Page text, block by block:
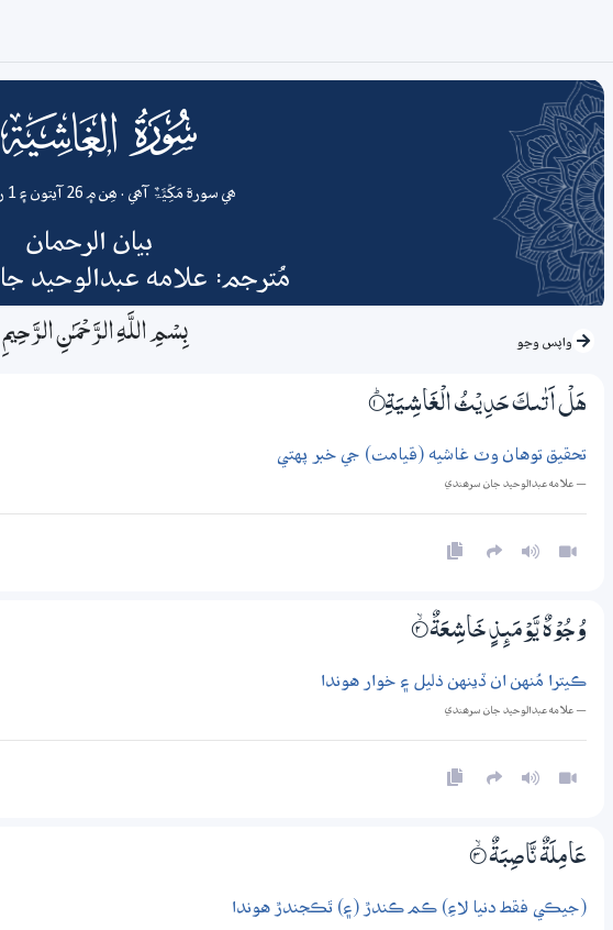
088 surah
ھي سورة مَکِّیَّۃٌ آھي . ھِن ۾ 26 آيتون ۽ 1 رڪوع آھن
بيان الرحمان
مُترجم: علامه عبدالوحيد
واپس وڃو بِسْمِ اللَّـهِ الرَّحْمَـٰنِ الرَّحِيمِ
هَلْ اَتٰىكَ حَدِيْثُ الْغَاشِـيَةِ 1‏۝ۭ
تحقيق توهان وٽ غاشيه (قيامت) جي خبر پهتي
— علامه عبدالوحيد جان سرھندي
وُجُوْهٌ يَّوْمَىِٕذٍ خَاشِعَةٌ 2‏۝ۙ
ڪيترا مُنهن ان ڏينهن ذليل ۽ خوار هوندا
— علامه عبدالوحيد جان سرھندي
عَامِلَةٌ نَّاصِبَةٌ 3‏۝ۙ
(جيڪي فقط دنيا لاءِ) ڪم ڪندڙ (۽) ٿڪجندڙ هوندا